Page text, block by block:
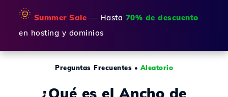
🌞 Summer Sale — Hasta 70% de descuento
en hosting y dominios
Preguntas Frecuentes • Aleatorio
¿Qué es el Ancho de